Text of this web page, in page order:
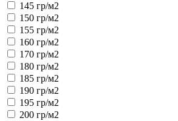
145 гр/м2
150 гр/м2
155 гр/м2
160 гр/м2
170 гр/м2
180 гр/м2
185 гр/м2
190 гр/м2
195 гр/м2
200 гр/м2